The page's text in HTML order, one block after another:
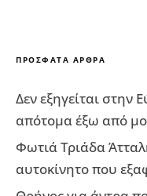
ΠΡΌΣΦΑΤΑ ΆΡΘΡΑ
Δεν εξηγείται
απότομα έξω από
Φωτιά Τριάδα
αυτοκίνητο που